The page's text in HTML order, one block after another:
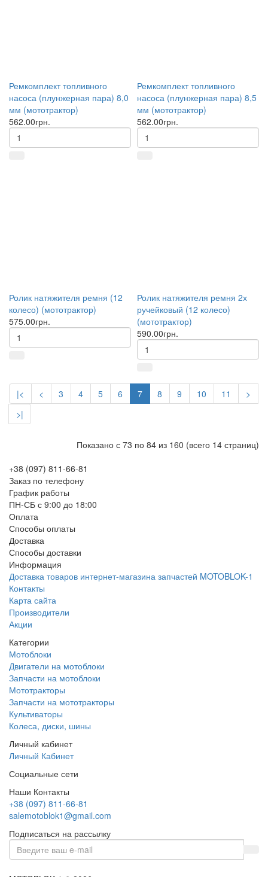
Ремкомплект топливного
насоса (плунжерная пара) 8,0
мм (мототрактор)
562.00грн.
Ремкомплект топливного
насоса (плунжерная пара) 8,5
мм (мототрактор)
562.00грн.
Ролик натяжителя ремня (12
колесо) (мототрактор)
575.00грн.
Ролик натяжителя ремня 2х
ручейковый (12 колесо)
(мототрактор)
590.00грн.
|< < 3 4 5 6 7 8 9 10 11
>
>|
Показано с 73 по 84 из 160 (всего 14 страниц)
+38 (097) 811-66-81
Заказ по телефону
График работы
ПН-СБ с 9:00 до 18:00
Оплата
Способы оплаты
Доставка
Способы доставки
Информация
Доставка товаров интернет-магазина запчастей MOTOBLOK-1
Контакты
Карта сайта
Производители
Акции
Категории
Мотоблоки
Двигатели на мотоблоки
Запчасти на мотоблоки
Мототракторы
Запчасти на мототракторы
Культиваторы
Колеса, диски, шины
Личный кабинет
Личный Кабинет
Социальные сети
Наши Контакты
+38 (097) 811-66-81
salemotoblok1@gmail.com
Подписаться на рассылку